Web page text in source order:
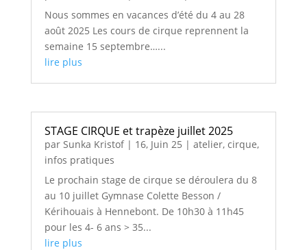
Nous sommes en vacances d’été du 4 au 28
août 2025 Les cours de cirque reprennent la
semaine 15 septembre…...
lire plus
STAGE CIRQUE et trapèze juillet 2025
par Sunka Kristof| 16, Juin 25 | atelier, cirque,
infos pratiques
Le prochain stage de cirque se déroulera du 8
au 10 juillet Gymnase Colette Besson /
Kérihouais à Hennebont. De 10h30 à 11h45
pour les 4- 6 ans > 35...
lire plus